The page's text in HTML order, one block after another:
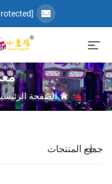
[email protected]
الصفحة
جميع المنتجات